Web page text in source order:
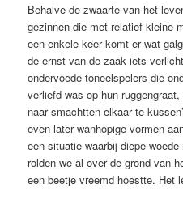
Behalve de zwaarte van het
gezinnen die met relatief kleine
een enkele keer komt er wat
de ernst van de zaak iets
ondervoede toneelspelers die
verliefd was op hun
naar smachtten elkaar te
even later wanhopige vormen
een situatie waarbij diepe
rolden we al over de grond van
een beetje vreemd hoestte. Het